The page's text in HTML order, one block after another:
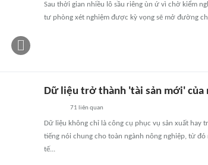
Sau thời gian nhiều lô sầu riêng ùn ứ vì chờ kiểm
tư phòng xét nghiệm được kỳ vọng sẽ mở đường
Dữ liệu trở thành 'tài sản mới' của
71 liên quan
Dữ liệu không chỉ là công cụ phục vụ sản xuất hay
tiếng nói chung cho toàn ngành nông nghiệp, từ
tế...